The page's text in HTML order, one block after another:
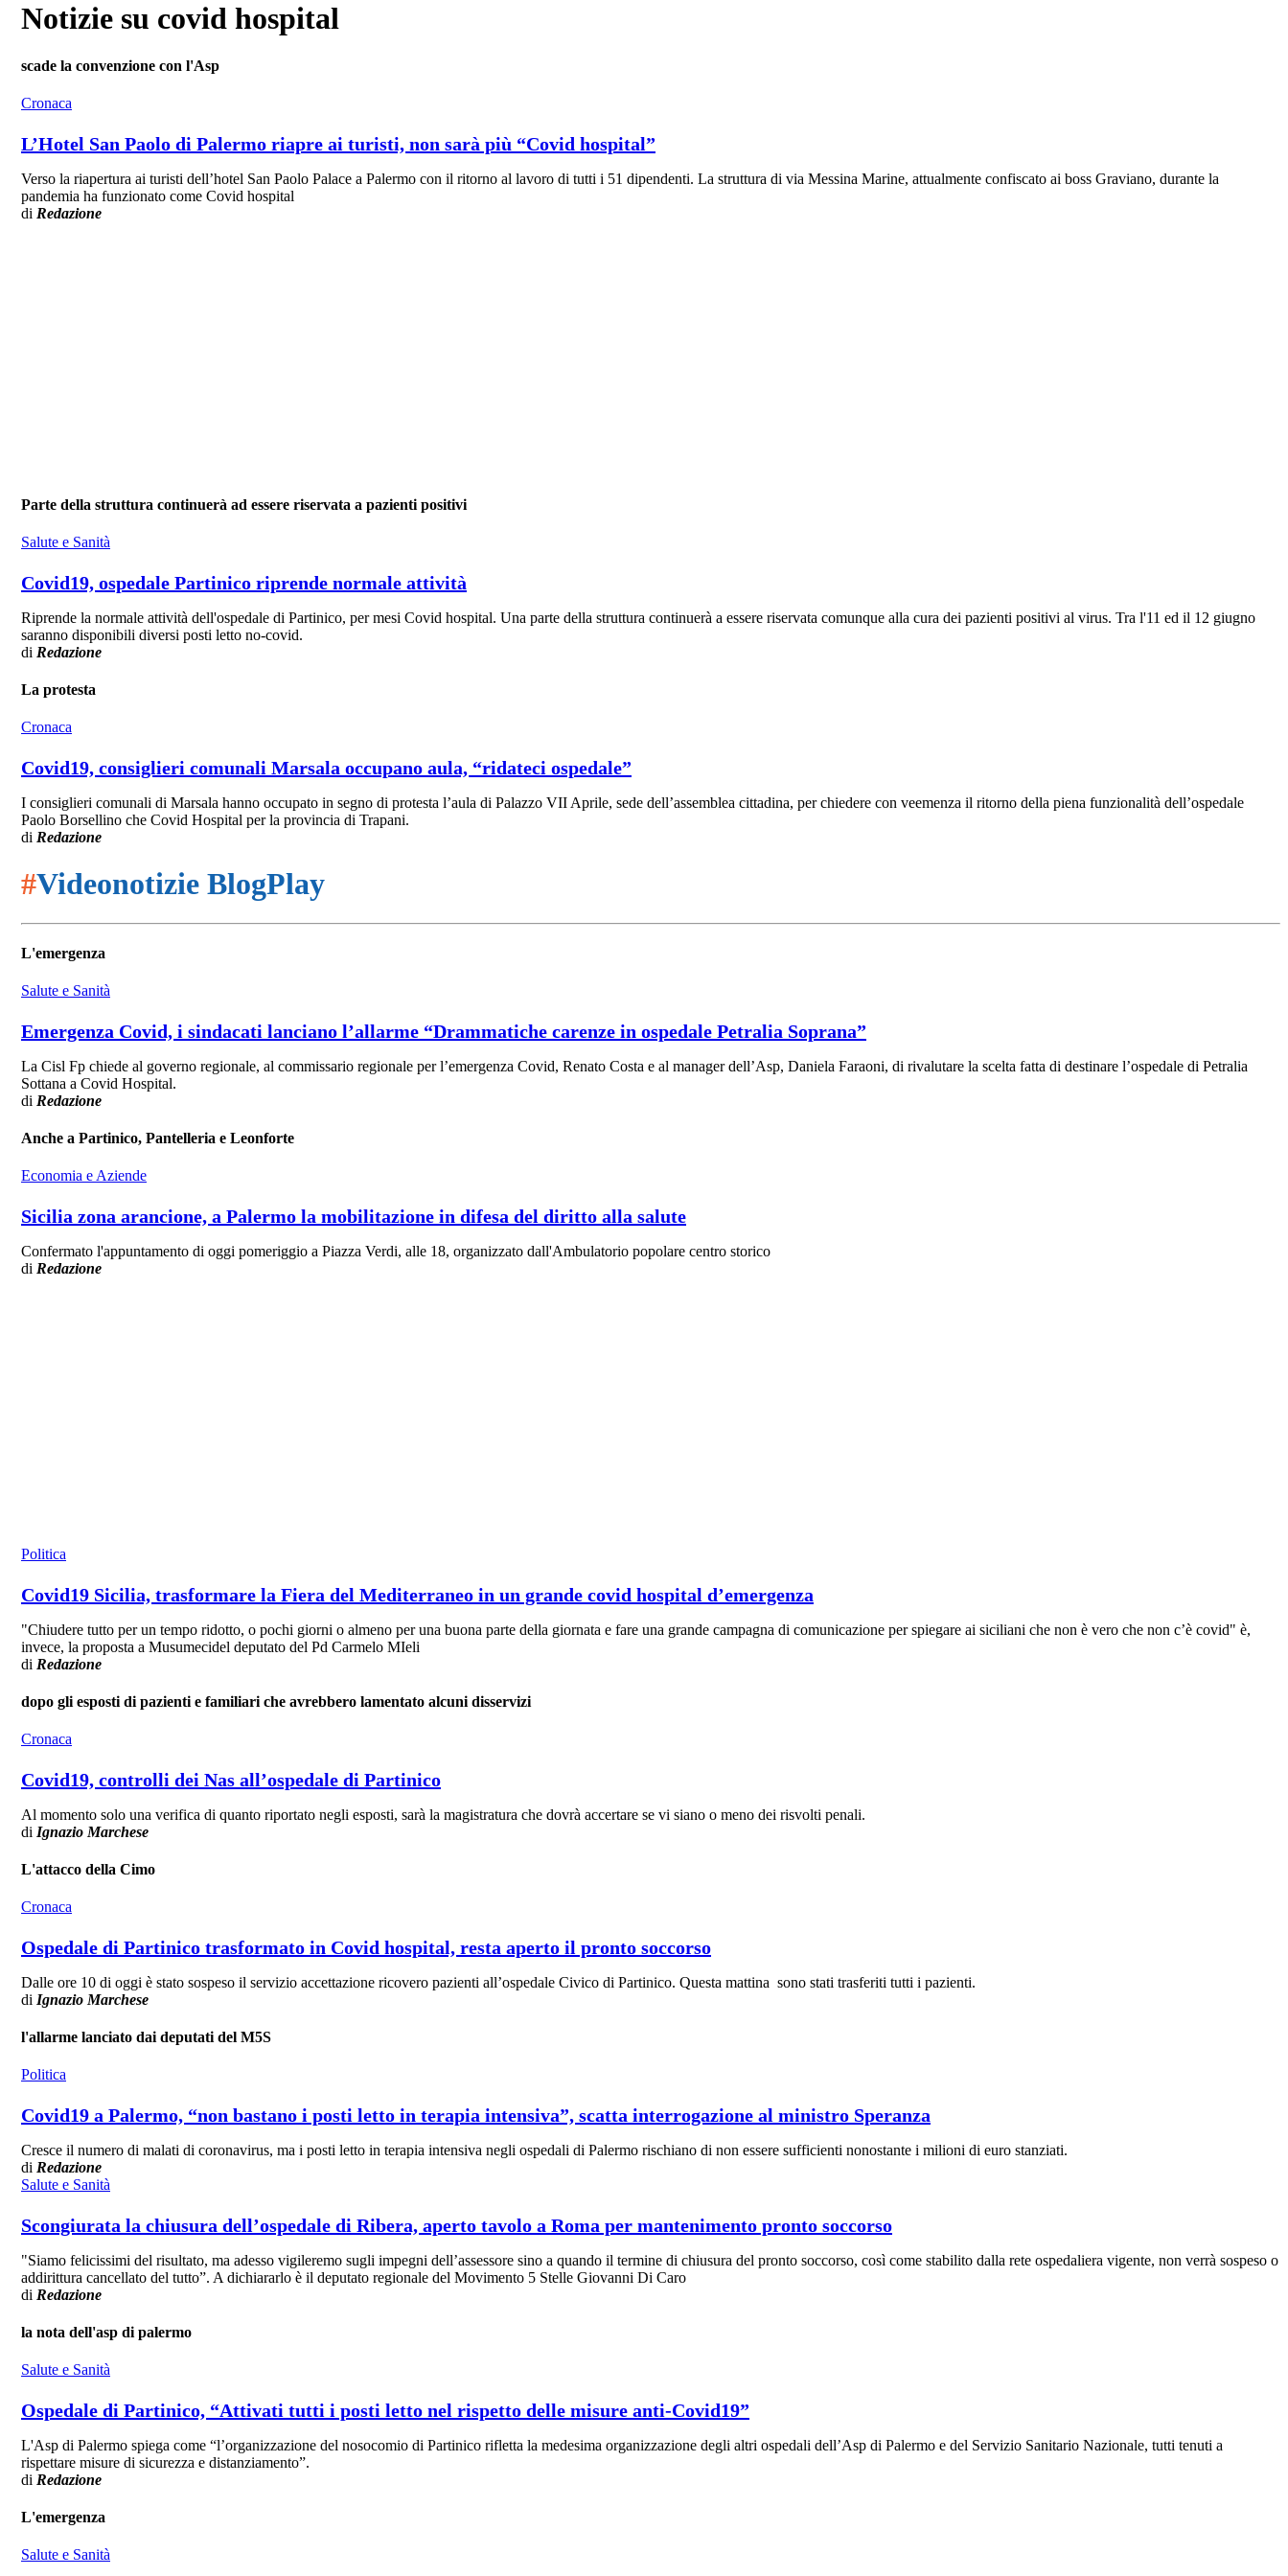
Notizie su covid hospital
scade la convenzione con l'Asp
Cronaca
L’Hotel San Paolo di Palermo riapre ai turisti, non sarà più “Covid hospital”
Verso la riapertura ai turisti dell’hotel San Paolo Palace a Palermo con il ritorno al lavoro di tutti i 51 dipendenti. La struttura di via Messina Marine, attualmente confiscato ai boss Graviano, durante la
pandemia ha funzionato come Covid hospital
di Redazione
Parte della struttura continuerà ad essere riservata a pazienti positivi
Salute e Sanità
Covid19, ospedale Partinico riprende normale attività
Riprende la normale attività dell'ospedale di Partinico, per mesi Covid hospital. Una parte della struttura continuerà a essere riservata comunque alla cura dei pazienti positivi al virus. Tra l'11 ed il 12 giugno
saranno disponibili diversi posti letto no-covid.
di Redazione
La protesta
Cronaca
Covid19, consiglieri comunali Marsala occupano aula, “ridateci ospedale”
I consiglieri comunali di Marsala hanno occupato in segno di protesta l’aula di Palazzo VII Aprile, sede dell’assemblea cittadina, per chiedere con veemenza il ritorno della piena funzionalità dell’ospedale
Paolo Borsellino che Covid Hospital per la provincia di Trapani.
di Redazione
#Videonotizie BlogPlay
L'emergenza
Salute e Sanità
Emergenza Covid, i sindacati lanciano l’allarme “Drammatiche carenze in ospedale Petralia Soprana”
La Cisl Fp chiede al governo regionale, al commissario regionale per l’emergenza Covid, Renato Costa e al manager dell’Asp, Daniela Faraoni, di rivalutare la scelta fatta di destinare l’ospedale di Petralia
Sottana a Covid Hospital.
di Redazione
Anche a Partinico, Pantelleria e Leonforte
Economia e Aziende
Sicilia zona arancione, a Palermo la mobilitazione in difesa del diritto alla salute
Confermato l'appuntamento di oggi pomeriggio a Piazza Verdi, alle 18, organizzato dall'Ambulatorio popolare centro storico
di Redazione
Politica
Covid19 Sicilia, trasformare la Fiera del Mediterraneo in un grande covid hospital d’emergenza
"Chiudere tutto per un tempo ridotto, o pochi giorni o almeno per una buona parte della giornata e fare una grande campagna di comunicazione per spiegare ai siciliani che non è vero che non c’è covid" è,
invece, la proposta a Musumecidel deputato del Pd Carmelo MIeli
di Redazione
dopo gli esposti di pazienti e familiari che avrebbero lamentato alcuni disservizi
Cronaca
Covid19, controlli dei Nas all’ospedale di Partinico
Al momento solo una verifica di quanto riportato negli esposti, sarà la magistratura che dovrà accertare se vi siano o meno dei risvolti penali.
di Ignazio Marchese
L'attacco della Cimo
Cronaca
Ospedale di Partinico trasformato in Covid hospital, resta aperto il pronto soccorso
Dalle ore 10 di oggi è stato sospeso il servizio accettazione ricovero pazienti all’ospedale Civico di Partinico. Questa mattina sono stati trasferiti tutti i pazienti.
di Ignazio Marchese
l'allarme lanciato dai deputati del M5S
Politica
Covid19 a Palermo, “non bastano i posti letto in terapia intensiva”, scatta interrogazione al ministro Speranza
Cresce il numero di malati di coronavirus, ma i posti letto in terapia intensiva negli ospedali di Palermo rischiano di non essere sufficienti nonostante i milioni di euro stanziati.
di Redazione
Salute e Sanità
Scongiurata la chiusura dell’ospedale di Ribera, aperto tavolo a Roma per mantenimento pronto soccorso
"Siamo felicissimi del risultato, ma adesso vigileremo sugli impegni dell’assessore sino a quando il termine di chiusura del pronto soccorso, così come stabilito dalla rete ospedaliera vigente, non verrà sospeso o
addirittura cancellato del tutto”. A dichiararlo è il deputato regionale del Movimento 5 Stelle Giovanni Di Caro
di Redazione
la nota dell'asp di palermo
Salute e Sanità
Ospedale di Partinico, “Attivati tutti i posti letto nel rispetto delle misure anti-Covid19”
L'Asp di Palermo spiega come “l’organizzazione del nosocomio di Partinico rifletta la medesima organizzazione degli altri ospedali dell’Asp di Palermo e del Servizio Sanitario Nazionale, tutti tenuti a
rispettare misure di sicurezza e distanziamento”.
di Redazione
L'emergenza
Salute e Sanità